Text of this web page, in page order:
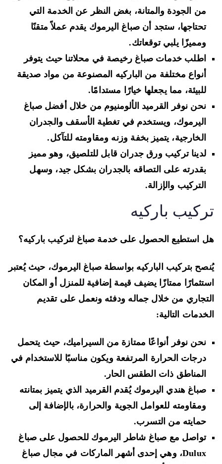
من الجودة والمتانة، بغض النظر عن الخدمة التي
تحتاجها، ستجد أن صباغ اليرموك يقدم عملاً متقنًا
ومميزًا يلبي توقعاتك.
اطلب خدمات صباغ رخيصة في محلاتنا حيث يتوفر
أنواع مختلفة من الباركيه المصنوعة من مواد صديقة
للبيئة، مما يجعلها خيارًا مستدامًا.
نحن نوفر القرميد الألومنيوم من خلال أفضل صباغ
اليرموك، ويستخدم في تغطية الأسقف والجدران
الخارجية، يتميز بخفة وزنه ومقاومته للتآكل.
لدينا تركيب ورق جدران قابل للتلصيق، وهو مميز
بقدرته على التصاقه بالجدران بشكل جيد، وسهل
التركيب والإزالة.
باركيه
استطيع الحصول على خدمة صباغ لتركيب باركيه؟
بتركيب الباركيه بواسطة صباغ اليرموك، حيث يُعتبر
ممتازًا يضيف قيمة إضافية للمنزل أو المكان
من خلال جماله ودفئه ونعمل على تقديم
التالية:
نحن نوفر أنواعًا ممتازة من السيراميك، حيث يتحمل
درجات الحرارة المرتفعة ويكون مناسبًا للاستخدام في
المناطق ذات الطقس الحار.
صباغ هندي اليرموك يُقدم القرميد الذي يتميز بمتانته
ومقاومته للعوامل الجوية والحرارة، بالإضافة إلى
حمايته من التسرب.
تواصل مع صباغ شاطر اليرموك للحصول على صباغ
Dulux، وهي إحدى أشهر الماركات في مجال صباغ